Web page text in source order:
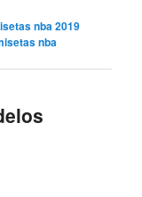
nba 2019
nba